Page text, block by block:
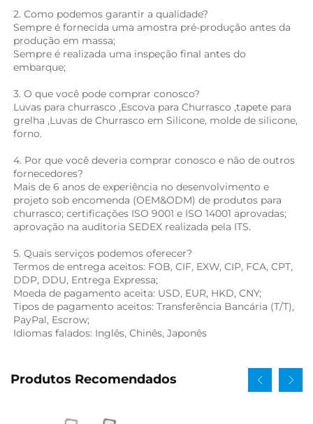
2. Como podemos garantir a qualidade?
Sempre é fornecida uma amostra pré-produção antes da
produção em massa;
Sempre é realizada uma inspeção final antes do
embarque;
3. O que você pode comprar conosco?
Luvas para churrasco ,Escova para Churrasco ,tapete para
grelha ,Luvas de Churrasco em Silicone, molde de silicone,
forno.
4. Por que você deveria comprar conosco e não de outros
fornecedores?
Mais de 6 anos de experiência no desenvolvimento e
projeto sob encomenda (OEM&ODM) de produtos para
churrasco; certificações ISO 9001 e ISO 14001 aprovadas;
aprovação na auditoria SEDEX realizada pela ITS.
5. Quais serviços podemos oferecer?
Termos de entrega aceitos: FOB, CIF, EXW, CIP, FCA, CPT,
DDP, DDU, Entrega Expressa;
Moeda de pagamento aceita: USD, EUR, HKD, CNY;
Tipos de pagamento aceitos: Transferência Bancária (T/T),
PayPal, Escrow;
Idiomas falados: Inglês, Chinês, Japonês
Produtos Recomendados